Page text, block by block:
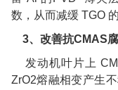
数，从而减缓TGO
3、改善抗CMAS
发动机叶片上
ZrO2熔融相变产生不